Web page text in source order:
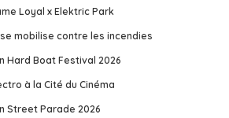
Loyal x Elektric Park
mobilise contre les incendies
Hard Boat Festival 2026
à la Cité du Cinéma
Street Parade 2026